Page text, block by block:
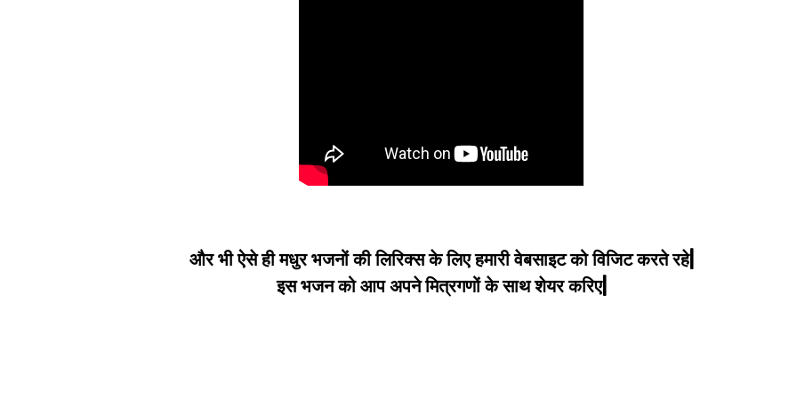
और भी ऐसे ही मधुर भजनों की लिरिक्स के लिए हमारी वेबसाइट को विजिट करते रहे|
इस भजन को आप अपने मित्रगणों के साथ शेयर करिए|